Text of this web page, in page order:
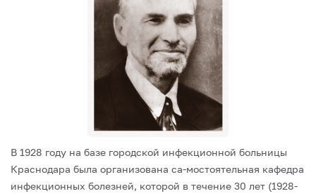
В 1928 году на базе городской инфекционной больницы
Краснодара была организована са-мостоятельная кафедра
инфекционных болезней, которой в течение 30 лет (1928-